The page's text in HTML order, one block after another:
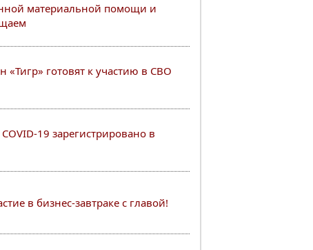
материальной помощи и
«Тигр» готовят к участию в СВО
19 зарегистрировано в
в бизнес-завтраке с главой!